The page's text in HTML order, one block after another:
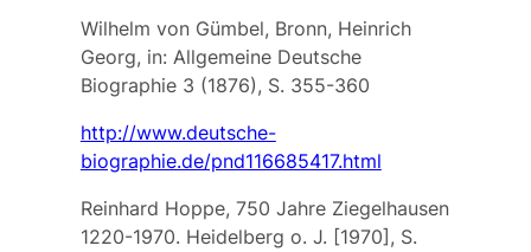
Wilhelm von Gümbel, Bronn, Heinrich
Georg, in: Allgemeine Deutsche
Biographie 3 (1876), S. 355-360
http://www.deutsche-
biographie.de/pnd116685417.html
Reinhard Hoppe, 750 Jahre Ziegelhausen
1220-1970. Heidelberg o. J. [1970], S.